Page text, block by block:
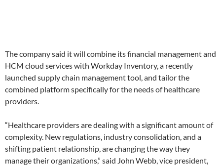
The company said it will combine its financial management and
HCM cloud services with Workday Inventory, a recently
launched supply chain management tool, and tailor the
combined platform specifically for the needs of healthcare
providers.
“Healthcare providers are dealing with a significant amount of
complexity. New regulations, industry consolidation, and a
shifting patient relationship, are changing the way they
manage their organizations,” said John Webb, vice president,